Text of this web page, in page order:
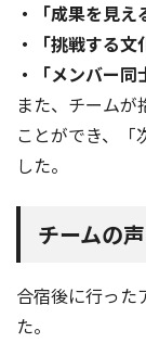
・「成果を見え
・「挑戦する文
・「メンバー同
また、チームが
ことができ、「
した。
チームの声
合宿後に行った
た。